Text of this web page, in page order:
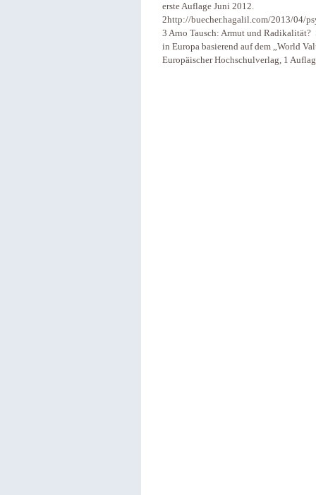
erste Auflage Juni 2012.
2http://buecher.hagalil.com/2013/04/
3 Arno Tausch: Armut und
in Europa basierend auf dem „World
Europäischer Hochschulverlag, 1